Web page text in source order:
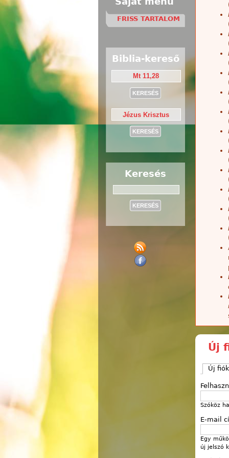
Új
Új
Szóköz
E-mail
Egy
új jelszó
FRISS TARTALOM
Biblia-kereső
Keresés